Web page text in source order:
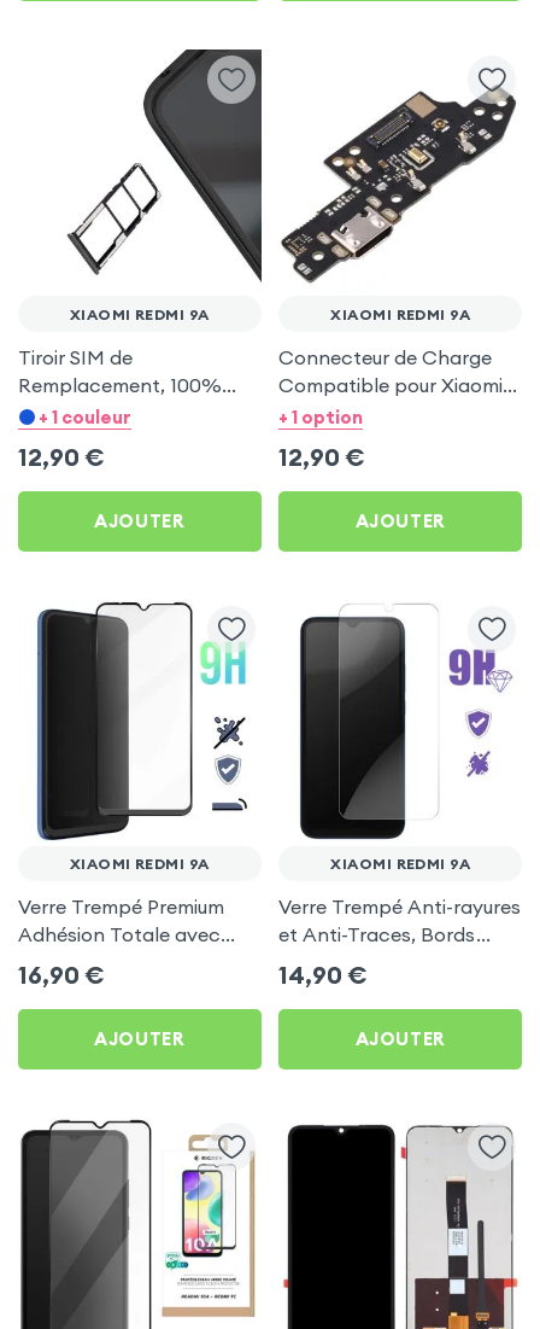
XIAOMI REDMI 9A
Tiroir SIM de
Remplacement, 100%
Compatible - Gris pour
+ 1 couleur
12,90 €
AJOUTER
XIAOMI REDMI 9A
Connecteur de Charge
Compatible pour Xiaomi
Redmi 9A
+ 1 option
12,90 €
AJOUTER
XIAOMI REDMI 9A
Verre Trempé Premium
Adhésion Totale avec
Contour Noir pour Xiaomi
Redmi 9A
16,90 €
AJOUTER
XIAOMI REDMI 9A
Verre Trempé Anti-rayures
et Anti-Traces, Bords
Biseautés 2.5D -
Transparent pour Xiaomi
Redmi 9A
14,90 €
AJOUTER